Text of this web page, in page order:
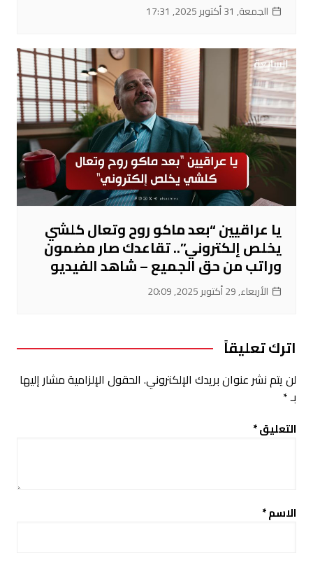
الجمعة, 31 أكتوبر 2025, 17:31
يا عراقيين “بعد ماكو روح وتعال كلشي
يخلص إلكتروني”.. تقاعدك صار مضمون
وراتب من حق الجميع – شاهد الفيديو
الأربعاء, 29 أكتوبر 2025, 20:09
اترك تعليقاً
لن يتم نشر عنوان بريدك الإلكتروني. الحقول الإلزامية مشار إليها
بـ*
التعليق*
الاسم*